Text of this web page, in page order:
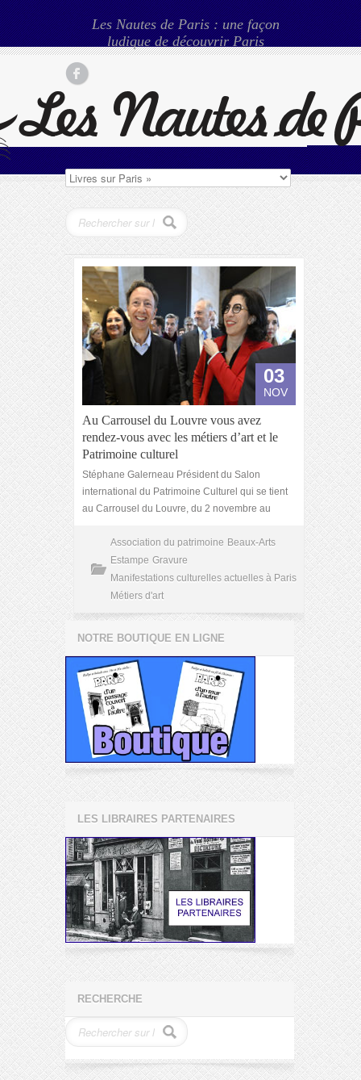
Les Nautes de Paris : une façon
ludique de découvrir Paris
03
NOV
Au Carrousel du Louvre vous avez
rendez-vous avec les métiers d’art et le
Patrimoine culturel
Stéphane Galerneau Président du Salon
international du Patrimoine Culturel qui se tient
au Carrousel du Louvre, du 2 novembre au
Association du patrimoine Beaux-Arts
Estampe Gravure
Manifestations culturelles actuelles à Paris
Métiers d'art
NOTRE BOUTIQUE EN LIGNE
LES LIBRAIRES PARTENAIRES
RECHERCHE